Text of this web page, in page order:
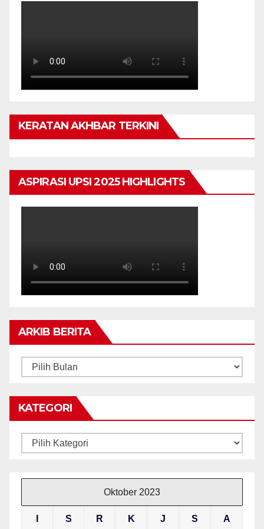
KERATAN AKHBAR TERKINI
ASPIRASI UPSI 2025 HIGHLIGHTS
ARKIB BERITA
ARKIB
KATEGORI
Kategori
Oktober 2023
S R K J S A